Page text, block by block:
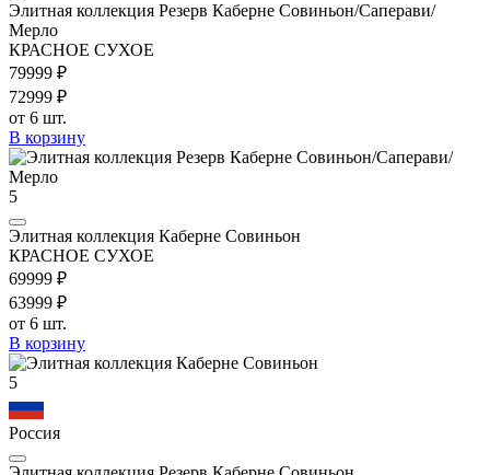
Элитная коллекция Резерв Каберне Совиньон/Саперави/
Мерло
КРАСНОЕ СУХОЕ
79999 ₽
72999 ₽
от 6 шт.
В корзину
5
Элитная коллекция Каберне Совиньон
КРАСНОЕ СУХОЕ
69999 ₽
63999 ₽
от 6 шт.
В корзину
5
Россия